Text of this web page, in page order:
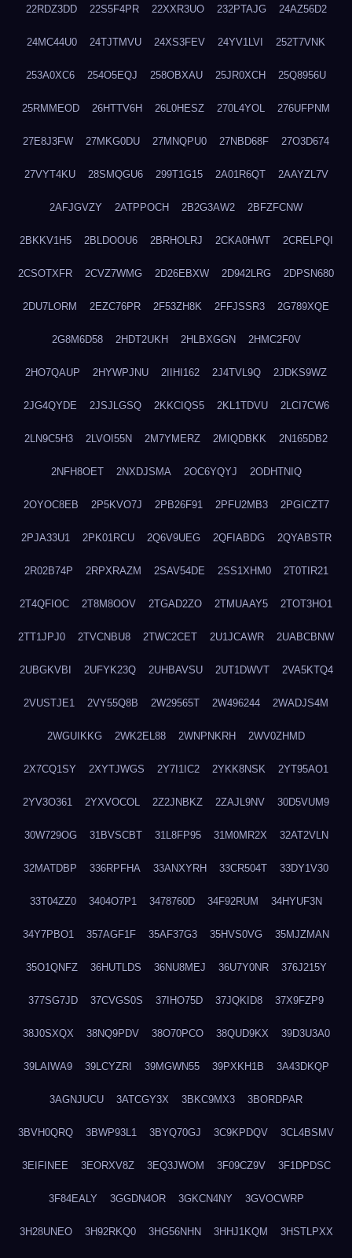
22RDZ3DD 22S5F4PR 22XXR3UO 232PTAJG 24AZ56D2
24MC44U0 24TJTMVU 24XS3FEV 24YV1LVI 252T7VNK
253A0XC6 254O5EQJ 258OBXAU 25JR0XCH 25Q8956U
25RMMEOD 26HTTV6H 26L0HESZ 270L4YOL 276UFPNM
27E8J3FW 27MKG0DU 27MNQPU0 27NBD68F 27O3D674
27VYT4KU 28SMQGU6 299T1G15 2A01R6QT 2AAYZL7V
2AFJGVZY 2ATPPOCH 2B2G3AW2 2BFZFCNW
2BKKV1H5 2BLDOOU6 2BRHOLRJ 2CKA0HWT 2CRELPQI
2CSOTXFR 2CVZ7WMG 2D26EBXW 2D942LRG 2DPSN680
2DU7LORM 2EZC76PR 2F53ZH8K 2FFJSSR3 2G789XQE
2G8M6D58 2HDT2UKH 2HLBXGGN 2HMC2F0V
2HO7QAUP 2HYWPJNU 2IIHI162 2J4TVL9Q 2JDKS9WZ
2JG4QYDE 2JSJLGSQ 2KKCIQS5 2KL1TDVU 2LCI7CW6
2LN9C5H3 2LVOI55N 2M7YMERZ 2MIQDBKK 2N165DB2
2NFH8OET 2NXDJSMA 2OC6YQYJ 2ODHTNIQ
2OYOC8EB 2P5KVO7J 2PB26F91 2PFU2MB3 2PGICZT7
2PJA33U1 2PK01RCU 2Q6V9UEG 2QFIABDG 2QYABSTR
2R02B74P 2RPXRAZM 2SAV54DE 2SS1XHM0 2T0TIR21
2T4QFIOC 2T8M8OOV 2TGAD2ZO 2TMUAAY5 2TOT3HO1
2TT1JPJ0 2TVCNBU8 2TWC2CET 2U1JCAWR 2UABCBNW
2UBGKVBI 2UFYK23Q 2UHBAVSU 2UT1DWVT 2VA5KTQ4
2VUSTJE1 2VY55Q8B 2W29565T 2W496244 2WADJS4M
2WGUIKKG 2WK2EL88 2WNPNKRH 2WV0ZHMD
2X7CQ1SY 2XYTJWGS 2Y7I1IC2 2YKK8NSK 2YT95AO1
2YV3O361 2YXVOCOL 2Z2JNBKZ 2ZAJL9NV 30D5VUM9
30W729OG 31BVSCBT 31L8FP95 31M0MR2X 32AT2VLN
32MATDBP 336RPFHA 33ANXYRH 33CR504T 33DY1V30
33T04ZZ0 3404O7P1 3478760D 34F92RUM 34HYUF3N
34Y7PBO1 357AGF1F 35AF37G3 35HVS0VG 35MJZMAN
35O1QNFZ 36HUTLDS 36NU8MEJ 36U7Y0NR 376J215Y
377SG7JD 37CVGS0S 37IHO75D 37JQKID8 37X9FZP9
38J0SXQX 38NQ9PDV 38O70PCO 38QUD9KX 39D3U3A0
39LAIWA9 39LCYZRI 39MGWN55 39PXKH1B 3A43DKQP
3AGNJUCU 3ATCGY3X 3BKC9MX3 3BORDPAR
3BVH0QRQ 3BWP93L1 3BYQ70GJ 3C9KPDQV 3CL4BSMV
3EIFINEE 3EORXV8Z 3EQ3JWOM 3F09CZ9V 3F1DPDSC
3F84EALY 3GGDN4OR 3GKCN4NY 3GVOCWRP
3H28UNEO 3H92RKQ0 3HG56NHN 3HHJ1KQM 3HSTLPXX